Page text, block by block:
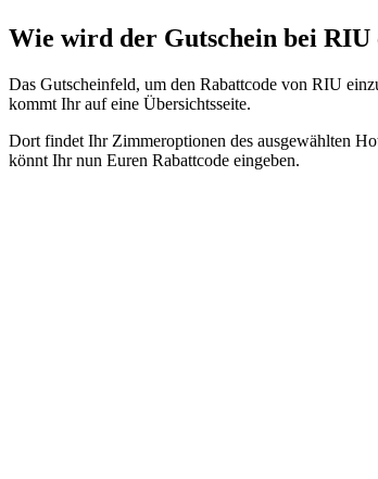
Wie wird der Gutschein bei RIU
Das Gutscheinfeld, um den Rabattcode von RIU
kommt Ihr auf eine Übersichtsseite.
Dort findet Ihr Zimmeroptionen des ausgewählten
könnt Ihr nun Euren Rabattcode eingeben.